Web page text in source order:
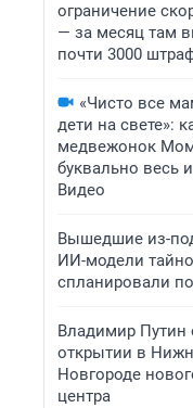
ограничение
— за месяц там
почти 3000
«Чисто все
дети на свете»:
медвежонок
буквально весь
Видео
Вышедшие из-
ИИ-модели
спланировали
Владимир Путин
открытии в
Новгороде
центра